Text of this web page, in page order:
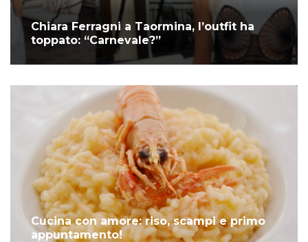
Chiara Ferragni a Taormina, l’outfit ha
toppato: “Carnevale?”
Cucina con amore: riso, scampi e primo
appuntamento!